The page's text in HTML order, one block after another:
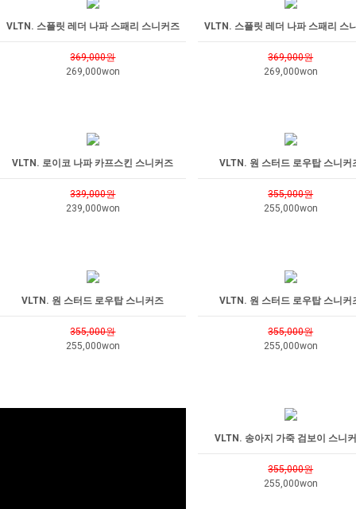
VLTN. 스플릿 레더 나파 스패리 스니커즈
369,000원
269,000won
VLTN. 스플릿 레더 나파 스패리 스
369,000원
269,000won
VLTN. 로이코 나파 카프스킨 스니커즈
339,000원
239,000won
VLTN. 원 스터드 로우탑 스니커
355,000원
255,000won
VLTN. 원 스터드 로우탑 스니커즈
355,000원
255,000won
VLTN. 원 스터드 로우탑 스니커
355,000원
255,000won
VLTN. 송아지 가죽 검보이 스니
355,000원
255,000won